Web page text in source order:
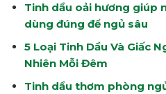
Tinh dầu oải hương giúp
dùng đúng để ngủ sâu
5 Loại Tinh Dầu Và Giấc
Nhiên Mỗi Đêm
Tinh dầu thơm phòng